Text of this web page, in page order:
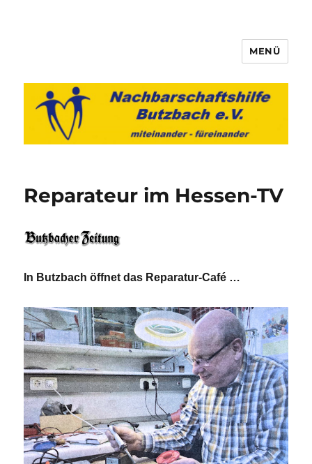
Nachbarschaftshilfe Butzbach
e.V.
MENÜ
Reparateur im Hessen-TV
In Butzbach öffnet das Reparatur-Café …